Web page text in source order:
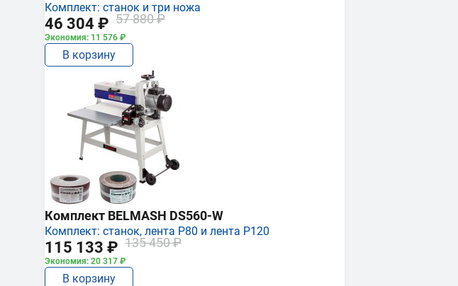
Комплект: станок и три ножа
46 304 ₽ 57 880 ₽
Экономия: 11 576 ₽
В корзину
Комплект BELMASH DS560-W
Комплект: станок, лента P80 и лента P120
115 133 ₽ 135 450 ₽
Экономия: 20 317 ₽
В корзину